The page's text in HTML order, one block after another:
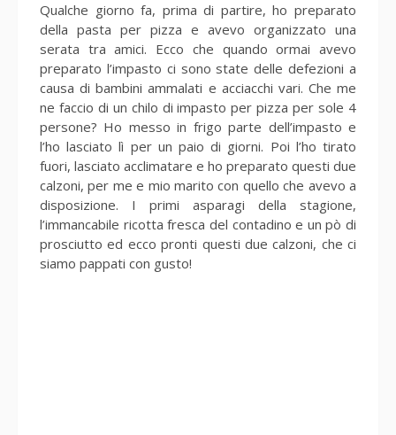
Qualche giorno fa, prima di partire, ho preparato
della pasta per pizza e avevo organizzato una
serata tra amici. Ecco che quando ormai avevo
preparato l’impasto ci sono state delle defezioni a
causa di bambini ammalati e acciacchi vari. Che me
ne faccio di un chilo di impasto per pizza per sole 4
persone? Ho messo in frigo parte dell’impasto e
l’ho lasciato lì per un paio di giorni. Poi l’ho tirato
fuori, lasciato acclimatare e ho preparato questi due
calzoni, per me e mio marito con quello che avevo a
disposizione. I primi asparagi della stagione,
l’immancabile ricotta fresca del contadino e un pò di
prosciutto ed ecco pronti questi due calzoni, che ci
siamo pappati con gusto!